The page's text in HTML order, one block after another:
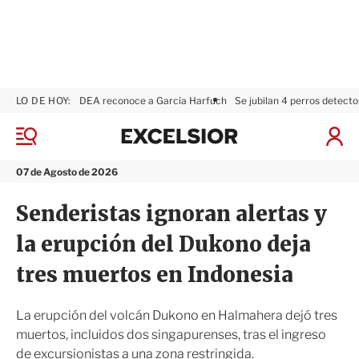
M
n
07 de Agosto de 2026
LO DE HOY: DEA reconoce a García Harfuch Se jubilan 4 perros
I
ó
n
x
i
r
Senderistas ignoran alertas y
la erupción del Dukono deja
tres muertos en Indonesia
La erupción del volcán Dukono en Halmahera dejó tres
muertos, incluidos dos singapurenses, tras el ingreso
de excursionistas a una zona restringida.